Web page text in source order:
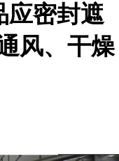
应密封遮
风、干燥